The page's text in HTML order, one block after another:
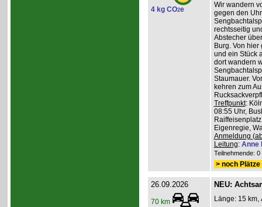
4 kg CO2e
Wir wandern
gegen den
rechtsseitig
Abstecher
Burg. Von
und ein Stück
dort wandern
Staumauer.
kehren zum
Treffpunkt:
08:55 Uhr,
Eigenregie,
Anmeldung
Leitung: Anne
Teilnehmende:
> noch
26.09.2026
70 km
NEU:
Länge: 15 km,